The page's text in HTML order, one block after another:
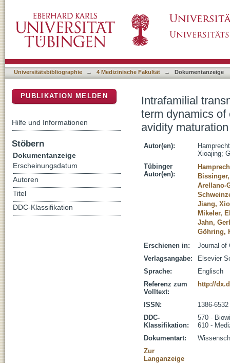
specific antibody response in context of
Universitätsbibliographie → 4 Medizinische Fakultät → Dokumentanzeige
Intrafamilial
term dynamics
avidity maturation
Autor(en):
Xioajing;
Tübinger
Autor(en):
Arellano-
Jiang,
Mikeler,
Jahn,
Göhring,
Erschienen in:
Journal of
Verlagsangabe:
Elsevier
Sprache:
Englisch
Referenz zum
Volltext:
http://
ISSN:
1386-6532
DDC-
Klassifikation:
570 -
610 -
Dokumentart:
Zur
Langanzeige
PUBLIKATION MELDEN
Hilfe und Informationen
Stöbern
Dokumentanzeige
Erscheinungsdatum
Autoren
Titel
DDC-Klassifikation